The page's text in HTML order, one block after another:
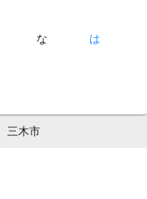
な は
三木市